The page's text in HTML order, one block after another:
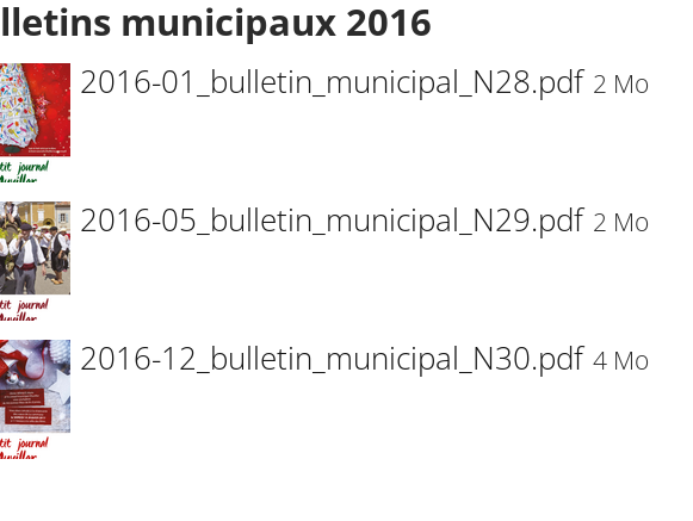
municipaux 2016
2016-01_bulletin_municipal_N28.pdf 2 Mo
2016-05_bulletin_municipal_N29.pdf 2 Mo
2016-12_bulletin_municipal_N30.pdf 4 Mo